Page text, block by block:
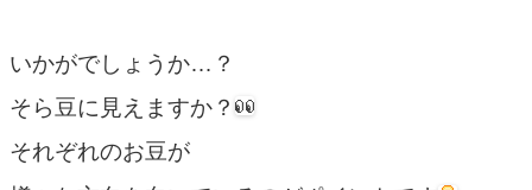
いかがでしょうか…？
そら豆に見えますか？
それぞれのお豆が